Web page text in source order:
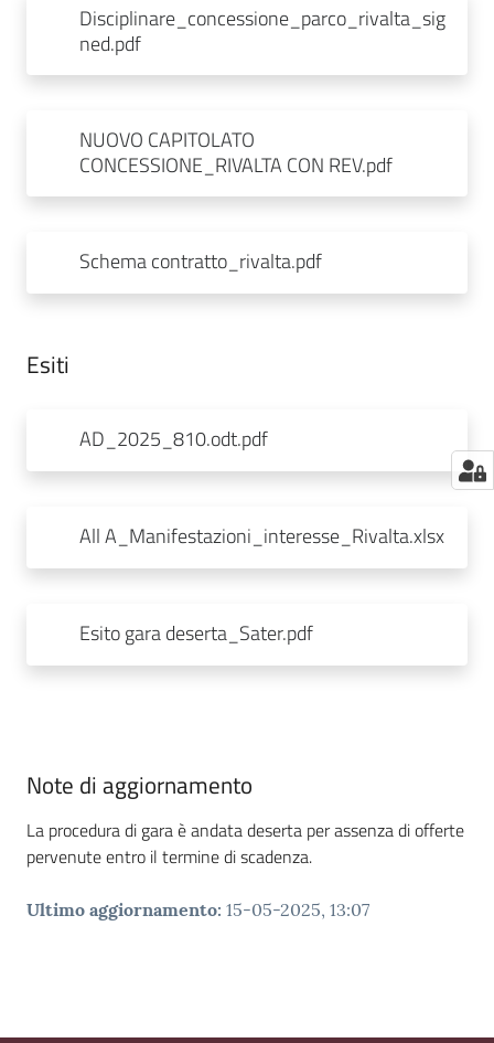
Disciplinare_concessione_parco_rivalta_sig
ned.pdf
NUOVO CAPITOLATO
CONCESSIONE_RIVALTA CON REV.pdf
Schema contratto_rivalta.pdf
Esiti
AD_2025_810.odt.pdf
All A_Manifestazioni_interesse_Rivalta.xlsx
Esito gara deserta_Sater.pdf
Note di aggiornamento
La procedura di gara è andata deserta per assenza di offerte
pervenute entro il termine di scadenza.
Ultimo aggiornamento: 15-05-2025, 13:07